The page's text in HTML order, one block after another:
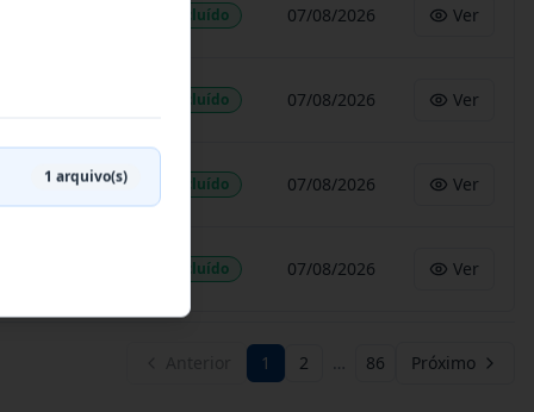
Concluído 07/08/2026 Ver
Concluído 07/08/2026 Ver
Concluído 07/08/2026 Ver
Concluído 07/08/2026 Ver
1 2 … 86 Próximo
1 arquivo(s)